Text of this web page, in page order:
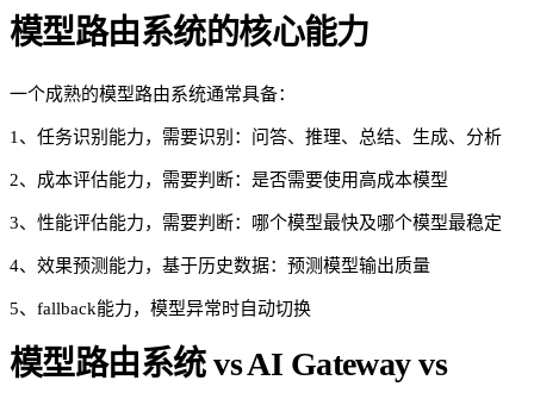
模型路由系统的核心能力
一个成熟的模型路由系统通常具备：
1、任务识别能力，需要识别：问答、推理、总结、生成、分析
2、成本评估能力，需要判断：是否需要使用高成本模型
3、性能评估能力，需要判断：哪个模型最快及哪个模型最稳定
4、效果预测能力，基于历史数据：预测模型输出质量
5、fallback能力，模型异常时自动切换
模型路由系统 vs AI Gateway vs